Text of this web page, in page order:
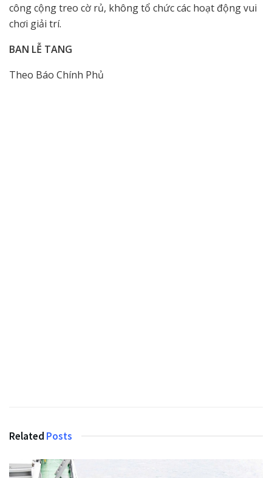
công cộng treo cờ rủ, không tổ chức các hoạt động vui
chơi giải trí.
BAN LỄ TANG
Theo Báo Chính Phủ
Related Posts